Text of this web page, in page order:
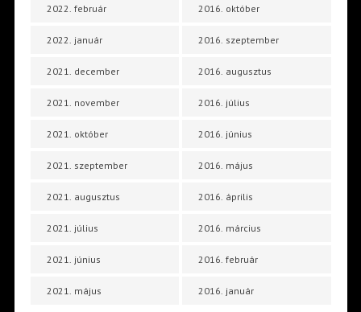
2022. február
2022. január
2021. december
2021. november
2021. október
2021. szeptember
2021. augusztus
2021. július
2021. június
2021. május
2016. október
2016. szeptember
2016. augusztus
2016. július
2016. június
2016. május
2016. április
2016. március
2016. február
2016. január